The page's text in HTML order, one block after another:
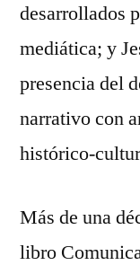
desarrollados
mediática; y
presencia del
narrativo con
histórico-
Más de una
libro